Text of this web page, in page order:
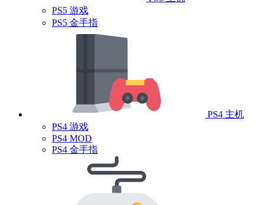
PS5 游戏
PS5 金手指
PS4 主机
PS4 游戏
PS4 MOD
PS4 金手指